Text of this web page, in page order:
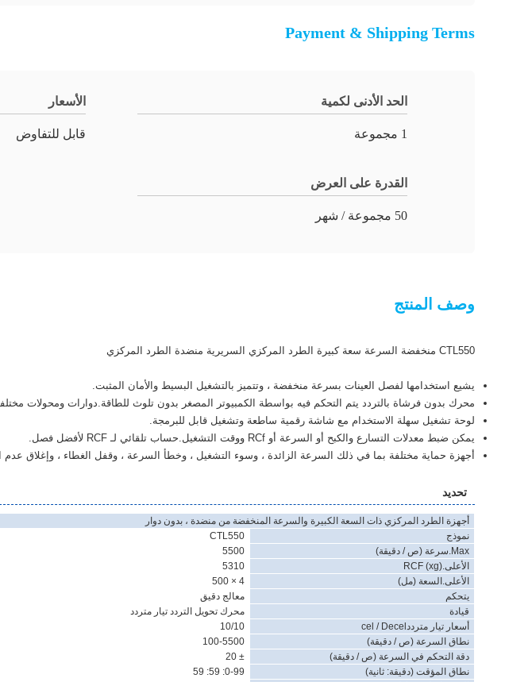
Payment & Shipping Terms
الحد الأدنى لكمية
1 مجموعة
الأسعار
قابل للتفاوض
القدرة على العرض
50 مجموعة / شهر
وصف المنتج
CTL550 منخفضة السرعة سعة كبيرة الطرد المركزي السريرية منضدة الطرد المركزي
يشيع استخدامها لفصل العينات بسرعة منخفضة ، وتتميز بالتشغيل البسيط والأمان المثبت.
محرك بدون فرشاة بالتردد يتم التحكم فيه بواسطة الكمبيوتر المصغر بدون تلوث للطاقة.دوارات ومحولات
لوحة تشغيل سهلة الاستخدام مع شاشة رقمية ساطعة وتشغيل قابل للبرمجة.
يمكن ضبط معدلات التسارع والكبح أو السرعة أو RCf ووقت التشغيل.حساب تلقائي لـ RCF لأفضل فصل.
أجهزة حماية مختلفة بما في ذلك السرعة الزائدة ، وسوء التشغيل ، وخطأ السرعة ، وقفل الغطاء ، وإغلاق
تحديد
أجهزة الطرد المركزي ذات السعة الكبيرة والسرعة المنخفضة من منضدة ، بدون دوار
نموذج
CTL550
Max.سرعة ​​(ص / دقيقة)
5500
الأعلى.RCF (xg)
5310
الأعلى.السعة (مل)
4 × 500
يتحكم
معالج دقيق
قيادة
محرك تحويل التردد تيار متردد
أسعار تيار مترددcel / Decel
10/10
نطاق السرعة (ص / دقيقة)
100-5500
دقة التحكم في السرعة (ص / دقيقة)
± 20
نطاق المؤقت (دقيقة: ثانية)
0-99: 59: 59